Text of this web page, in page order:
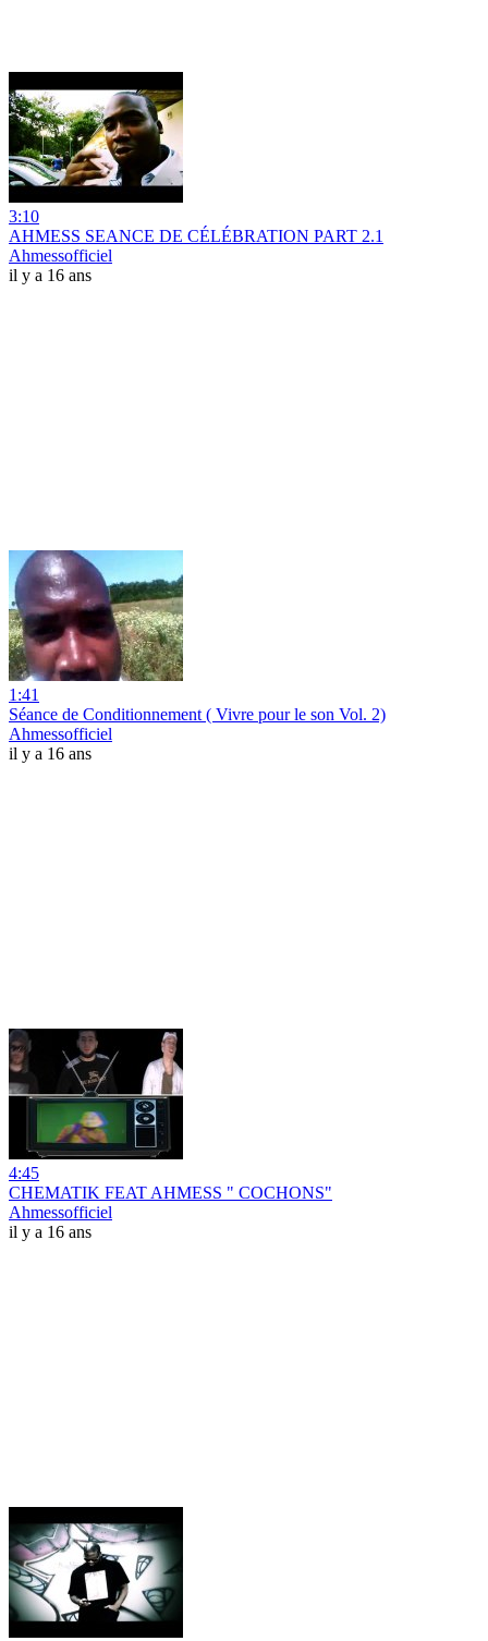
3:10
AHMESS SEANCE DE CÉLÉBRATION PART 2.1
Ahmessofficiel
il y a 16 ans
1:41
Séance de Conditionnement ( Vivre pour le son Vol. 2)
Ahmessofficiel
il y a 16 ans
4:45
CHEMATIK FEAT AHMESS " COCHONS"
Ahmessofficiel
il y a 16 ans